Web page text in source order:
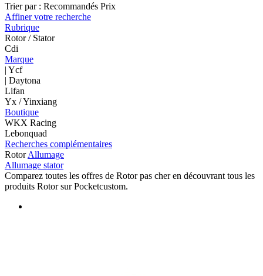
Trier par : Recommandés Prix
Affiner votre recherche
Rubrique
Rotor / Stator
Cdi
Marque
| Ycf
| Daytona
Lifan
Yx / Yinxiang
Boutique
WKX Racing
Lebonquad
Recherches complémentaires
Rotor Allumage
Allumage stator
Comparez toutes les offres de Rotor pas cher en découvrant tous les
produits Rotor sur Pocketcustom.